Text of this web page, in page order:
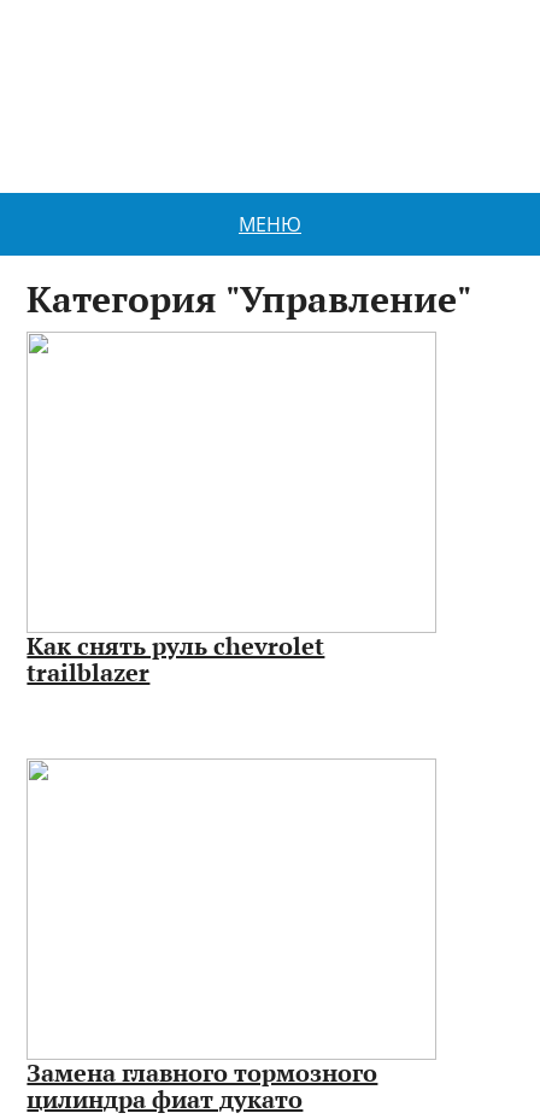
МЕНЮ
Категория "Управление"
Как снять руль chevrolet
trailblazer
Замена главного тормозного
цилиндра фиат дукато